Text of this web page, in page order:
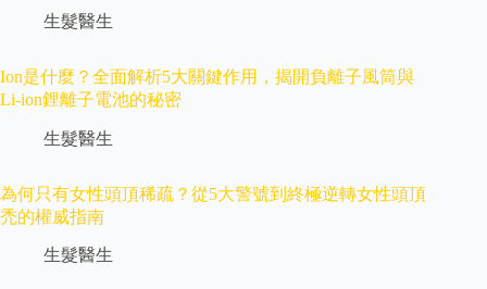
生髮醫生
Ion是什麼？全面解析5大關鍵作用，揭開負離子風筒與
Li-ion鋰離子電池的秘密
生髮醫生
為何只有女性頭頂稀疏？從5大警號到終極逆轉女性頭頂
禿的權威指南
生髮醫生